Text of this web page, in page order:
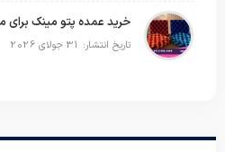
تاریخ انتشار: 31 جولای 2026